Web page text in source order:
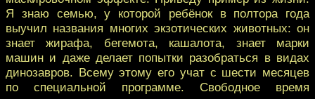
Я знаю семью, у которой ребёнок в полтора года
выучил названия многих экзотических животных: он
знает жирафа, бегемота, кашалота, знает марки
машин и даже делает попытки разобраться в видах
динозавров. Всему этому его учат с шести месяцев
по специальной программе. Свободное время